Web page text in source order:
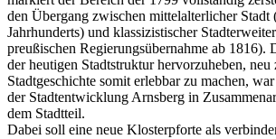
den Übergang zwischen mittelalterlicher Stadt
Jahrhunderts) und klassizistischer Stadter
preußischen Regierungsübernahme ab 1816).
der heutigen Stadtstruktur hervorzuheben, neu
Stadtgeschichte somit erlebbar zu machen,
der Stadtentwicklung Arnsberg in Zusammen
dem Stadtteil.
Dabei soll eine neue Klosterpforte als verbin